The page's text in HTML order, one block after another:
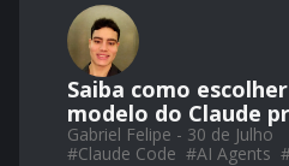
Saiba como
modelo do Claude
Gabriel Felipe - 30 de Julho
#Claude Code #AI Agents